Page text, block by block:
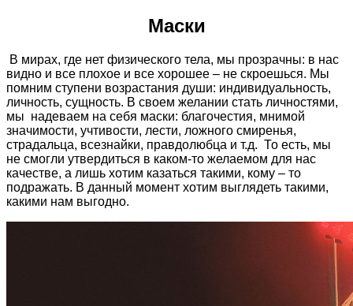
Маски
В мирах, где нет физического тела, мы прозрачны: в нас
видно и все плохое и все хорошее – не скроешься. Мы
помним ступени возрастания души: индивидуальность,
личность, сущность. В своем желании стать личностями,
мы надеваем на себя маски: благочестия, мнимой
значимости, учтивости, лести, ложного смиренья,
страдальца, всезнайки, правдолюбца и т.д. То есть, мы
не смогли утвердиться в каком-то желаемом для нас
качестве, а лишь хотим казаться такими, кому – то
подражать. В данный момент хотим выглядеть такими,
какими нам выгодно.